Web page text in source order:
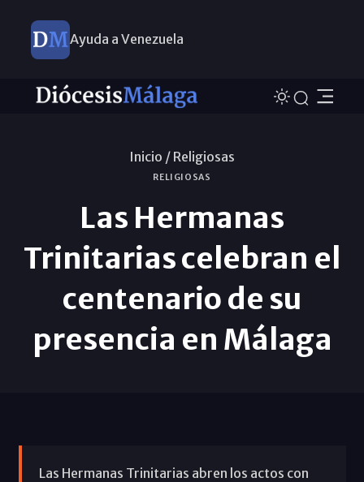
Ayuda a Venezuela
Inicio / Religiosas
RELIGIOSAS
Las Hermanas
Trinitarias celebran el
centenario de su
presencia en Málaga
Las Hermanas Trinitarias abren los actos con